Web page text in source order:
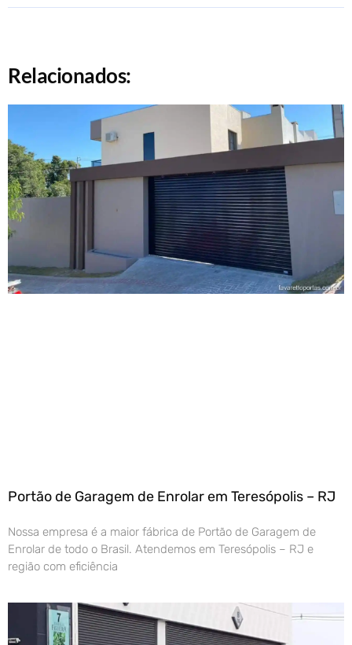
Relacionados:
Portão de Garagem de Enrolar em Teresópolis – RJ
Nossa empresa é a maior fábrica de Portão de Garagem de
Enrolar de todo o Brasil. Atendemos em Teresópolis – RJ e
região com eficiência